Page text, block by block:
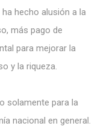
hecho alusión a la
más pago de
para mejorar la
y la riqueza.
solamente para la
nacional en general.